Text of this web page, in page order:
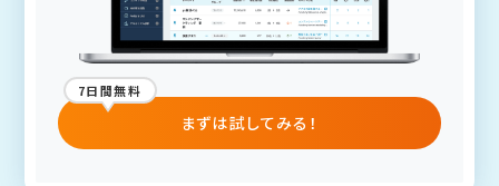
まずは試してみる！
7日間無料